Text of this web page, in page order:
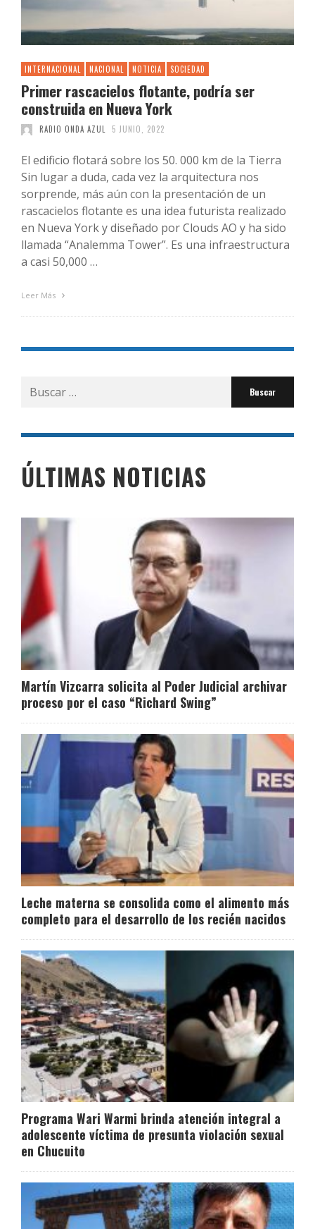
INTERNACIONAL NACIONAL NOTICIA SOCIEDAD
Primer rascacielos flotante, podría ser
construida en Nueva York
RADIO ONDA AZUL 5 JUNIO, 2022
El edificio flotará sobre los 50. 000 km de la Tierra
Sin lugar a duda, cada vez la arquitectura nos
sorprende, más aún con la presentación de un
rascacielos flotante es una idea futurista realizado
en Nueva York y diseñado por Clouds AO y ha sido
llamada “Analemma Tower”. Es una infraestructura
a casi 50,000 …
Leer Más
Buscar
por:
ÚLTIMAS NOTICIAS
Martín Vizcarra solicita al Poder Judicial archivar
proceso por el caso “Richard Swing”
Leche materna se consolida como el alimento más
completo para el desarrollo de los recién nacidos
Programa Wari Warmi brinda atención integral a
adolescente víctima de presunta violación sexual
en Chucuito